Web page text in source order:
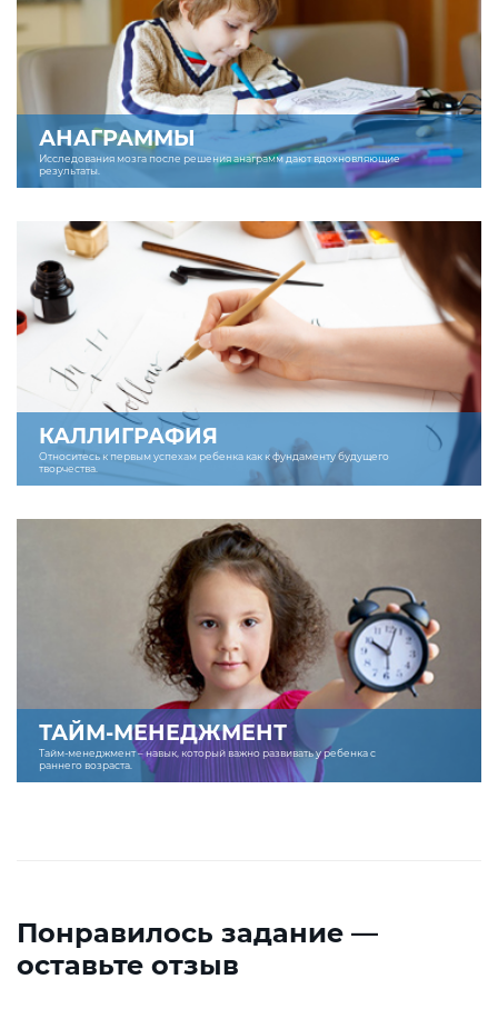
АНАГРАММЫ
Исследования мозга после решения анаграмм дают вдохновляющие
результаты.
КАЛЛИГРАФИЯ
Относитесь к первым успехам ребенка как к фундаменту будущего
творчества.
ТАЙМ-МЕНЕДЖМЕНТ
Тайм-менеджмент – навык, который важно развивать у ребенка с
раннего возраста.
Понравилось задание —
оставьте отзыв